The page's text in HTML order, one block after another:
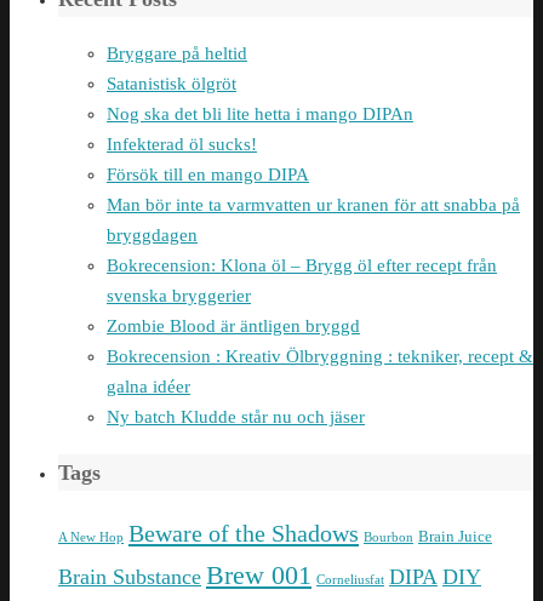
Bryggare på heltid
Satanistisk ölgröt
Nog ska det bli lite hetta i mango DIPAn
Infekterad öl sucks!
Försök till en mango DIPA
Man bör inte ta varmvatten ur kranen för att snabba på
bryggdagen
Bokrecension: Klona öl – Brygg öl efter recept från
svenska bryggerier
Zombie Blood är äntligen bryggd
Bokrecension : Kreativ Ölbryggning : tekniker, recept &
galna idéer
Ny batch Kludde står nu och jäser
Tags
A New Hop Beware of the Shadows Bourbon Brain Juice
Brain Substance Brew 001 Corneliusfat DIPA DIY